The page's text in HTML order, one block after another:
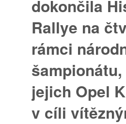
dokončila
Rallye na
rámci
jejich Opel
v cíli